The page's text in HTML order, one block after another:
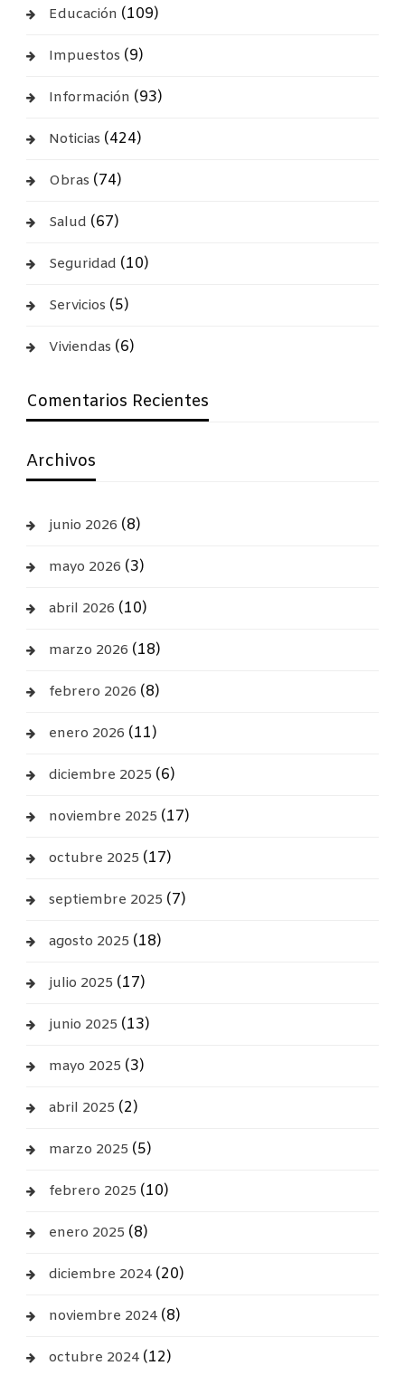
Educación (109)
Impuestos (9)
Información (93)
Noticias (424)
Obras (74)
Salud (67)
Seguridad (10)
Servicios (5)
Viviendas (6)
Comentarios Recientes
Archivos
junio 2026 (8)
mayo 2026 (3)
abril 2026 (10)
marzo 2026 (18)
febrero 2026 (8)
enero 2026 (11)
diciembre 2025 (6)
noviembre 2025 (17)
octubre 2025 (17)
septiembre 2025 (7)
agosto 2025 (18)
julio 2025 (17)
junio 2025 (13)
mayo 2025 (3)
abril 2025 (2)
marzo 2025 (5)
febrero 2025 (10)
enero 2025 (8)
diciembre 2024(20)
noviembre 2024(8)
octubre 2024(12)